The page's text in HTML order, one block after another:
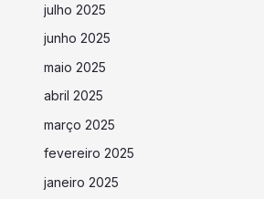
julho 2025
junho 2025
maio 2025
abril 2025
março 2025
fevereiro 2025
janeiro 2025